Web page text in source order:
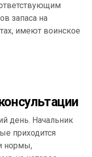
запаса на
имеют воинское
день. Начальник
приходится
нормы,